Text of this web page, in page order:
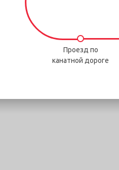
Проезд по
канатной дороге